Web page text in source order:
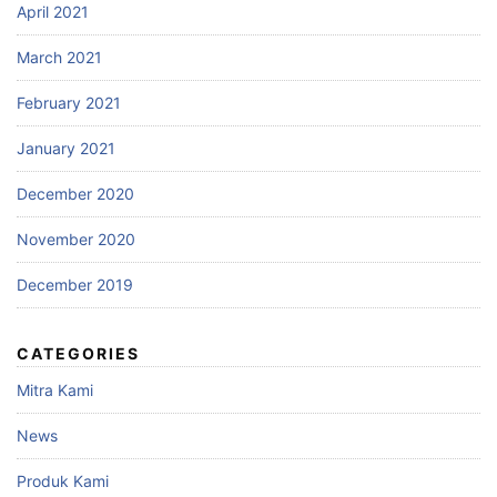
April 2021
March 2021
February 2021
January 2021
December 2020
November 2020
December 2019
CATEGORIES
Mitra Kami
News
Produk Kami